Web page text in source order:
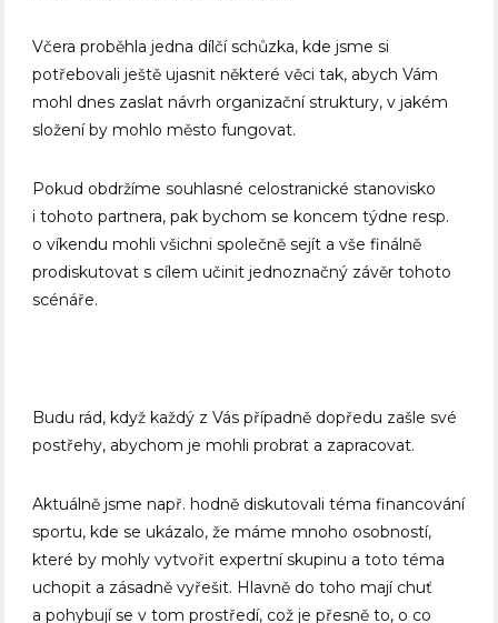
Včera proběhla jedna dílčí schůzka, kde jsme si
potřebovali ještě ujasnit některé věci tak, abych Vám
mohl dnes zaslat návrh organizační struktury, v jakém
složení by mohlo město fungovat.
Pokud obdržíme souhlasné celostranické stanovisko
i tohoto partnera, pak bychom se koncem týdne resp.
o víkendu mohli všichni společně sejít a vše finálně
prodiskutovat s cílem učinit jednoznačný závěr tohoto
scénáře.
Budu rád, když každý z Vás případně dopředu zašle své
postřehy, abychom je mohli probrat a zapracovat.
Aktuálně jsme např. hodně diskutovali téma financování
sportu, kde se ukázalo, že máme mnoho osobností,
které by mohly vytvořit expertní skupinu a toto téma
uchopit a zásadně vyřešit. Hlavně do toho mají chuť
a pohybují se v tom prostředí, což je přesně to, o co